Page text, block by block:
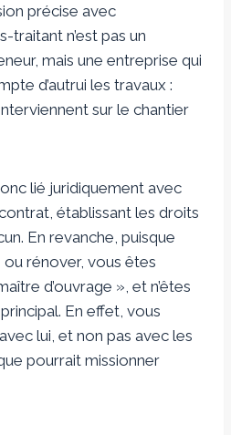
précise avec
traitant n’est pas un
mais une entreprise qui
d’autrui les travaux :
sur le chantier
lié juridiquement avec
établissant les droits
En revanche, puisque
rénover, vous êtes
d’ouvrage », et n’êtes
principal. En effet, vous
lui, et non pas avec les
pourrait missionner